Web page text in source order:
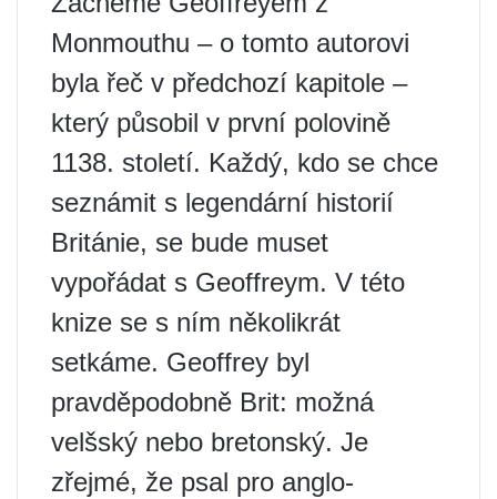
Monmouthu – o tomto autorovi
byla řeč v předchozí kapitole –
který působil v první polovině
1138. století. Každý, kdo se chce
seznámit s legendární historií
Británie, se bude muset
vypořádat s Geoffreym. V této
knize se s ním několikrát
setkáme. Geoffrey byl
pravděpodobně Brit: možná
velšský nebo bretonský. Je
zřejmé, že psal pro anglo-